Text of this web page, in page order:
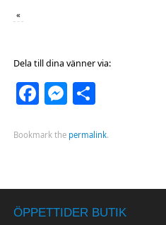
«
Dela till dina vänner via:
Facebook
Dela
Bookmark the permalink.
ÖPPETTIDER BUTIK